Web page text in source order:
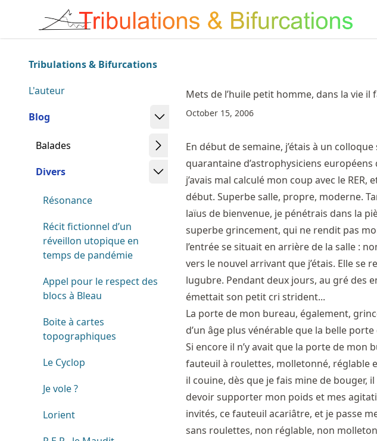
article
content
Made with MyST
Tribulations & Bifurcations
L'auteur
Blog
Balades
Divers
Résonance
Récit fictionnel d’un
réveillon utopique en
temps de pandémie
Appel pour le respect des
blocs à Bleau
Boite à cartes
topographiques
Le Cyclop
Je vole ?
Lorient
Mets de l’huile petit homme, dans la vie il
October 15, 2006
En début de semaine, j’étais à un
quarantaine d’astrophysiciens
j’avais mal calculé mon coup avec le
début. Superbe salle, propre, moderne.
laïus de bienvenue, je pénétrais dans la
superbe grincement, qui ne rendit pas
l’entrée se situait en arrière de la salle :
vers le nouvel arrivant que j’étais. Elle se
lugubre. Pendant deux jours, au gré des
émettait son petit cri strident...
La porte de mon bureau, également,
d’un âge plus vénérable que la belle
Si encore il n’y avait que la porte de mon
fauteuil à roulettes, molletonné, réglable
il couine, dès que je fais mine de bouger,
devoir supporter mon poids et mes
invités, ce fauteuil acariâtre, et je passe
sans roulettes, non réglable, non